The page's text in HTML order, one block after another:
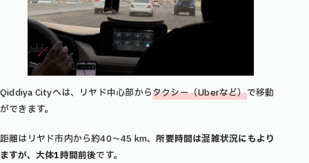
Qiddiya Cityへは、リヤド中心部からタクシー（Uberなど）で移動
ができます。
距離はリヤド市内から約40〜45 km、所要時間は混雑状況にもより
ますが、大体1時間前後です。